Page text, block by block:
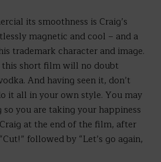
its smoothness is Craig’s
magnetic and cool – and a
trademark character and image.
this short film will no doubt
And having seen it, don’t
it all in your own style. You may
you are taking your happiness
at the end of the film, after
followed by “Let’s go again,